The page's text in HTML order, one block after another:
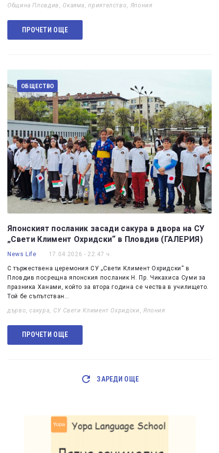
Община Пловдив , Окаяма,приятелство, Япония
ПРОЧЕТИ ОЩЕ
ОБЩЕСТВО
Японският посланик засади сакура в двора на СУ
„Свети Климент Охридски“ в Пловдив (ГАЛЕРИЯ)
News Life 17.04.2026 - 22:47 ч.
С тържествена церемония СУ „Свети Климент Охридски“ в
Пловдив посрещна японския посланик Н. Пр. Чикахиса Суми за
празника Ханами, който за втора година се чества в училището.
Той бе съпътстван…
дърво ,сакура СУ Свети Климент Охридски Япония
ПРОЧЕТИ ОЩЕ
ЗАРЕДИ ОЩЕ